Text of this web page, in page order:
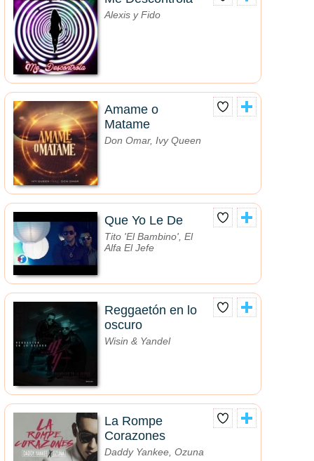
Alexis y Fido
Amame o
Matame
Don Omar, Ivy Queen
Que Yo Le De
Tito 'El Bambino', El
Alfa El Jefe
Reggaetón en lo
oscuro
Wisin & Yandel
La Rompe
Corazones
Daddy Yankee, Ozuna